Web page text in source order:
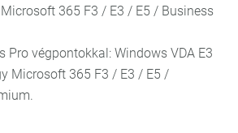
Microsoft 365 F3 / E3 / E5 / Business
Pro végpontokkal: Windows VDA E3
Microsoft 365 F3 / E3 / E5 /